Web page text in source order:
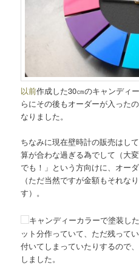
以前作成した30㎝のキャンディ
らにその後もオーダーが入った
なりました。
ちなみに現在壁時計の販売はし
算が合わな過ぎる為でして（大
でも！」という方向けに、オー
（ただ当然ですが金額もそれな
す）。
キャンディーカラーで塗装し
ット分作っていて、ただ残って
付いてしまっていたりするので
しました。